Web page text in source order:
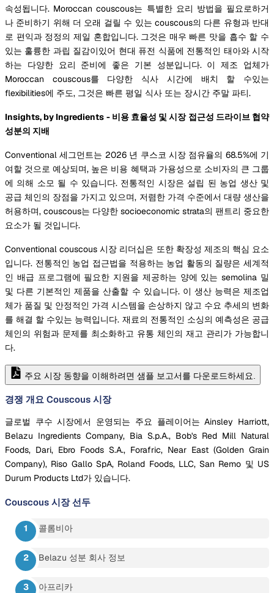
속성됩니다. Moroccan couscous는 특별한 요리 방법을 필요로하거
나 준비하기 위해 더 오래 걸릴 수 있는 couscous의 다른 유형과 반대
로 편익과 정정의 제일 혼합입니다. 그것은 매우 빠른 맛을 흡수 할 수
있는 훌륭한 과립 질감이있어 현대 퓨전 식품에 전통적인 태아와 시작
하는 다양한 요리 준비에 좋은 기본 성분입니다. 이 제조 업체가
Moroccan couscous를 다양한 식사 시간에 배치 할 수있는
flexibilities에 주도, 그것은 빠른 평일 식사 또는 장시간 주말 파티.
Insights, by Ingredients - 비용 효율성 및 시장 접근성 드라이브 협약
성분의 지배
Conventional 세그먼트는 2026 년 쿠스코 시장 점유율의 68.5%에 기
여할 것으로 예상되며, 높은 비용 혜택과 가용성으로 소비자의 큰 그룹
에 의해 소모 될 수 있습니다. 전통적인 시장은 설립 된 농업 생산 및
공급 체인의 장점을 가지고 있으며, 저렴한 가격 수준에서 대량 생산을
허용하며, couscous는 다양한 socioeconomic strata의 팬트리 중요한
요소가 될 것입니다.
Conventional couscous 시장 리더십은 또한 확장성 제조의 핵심 요소
입니다. 전통적인 농업 접근법을 적용하는 농업 활동의 질량은 세계적
인 배급 프로그램에 필요한 지원을 제공하는 양에 있는 semolina 밀
및 다른 기본적인 제품을 산출할 수 있습니다. 이 생산 능력은 제조업
체가 품질 및 안정적인 가격 시스템을 손상하지 않고 수요 추세의 변화
를 해결 할 수있는 능력입니다. 재료의 전통적인 소싱의 예측성은 공급
체인의 위험과 문제를 최소화하고 유통 체인의 재고 관리가 가능합니
다.
주요 시장 동향을 이해하려면 샘플 보고서를 다운로드하세요.
경쟁 개요 Couscous 시장
글로벌 쿠수 시장에서 운영되는 주요 플레이어는 Ainsley Harriott,
Belazu Ingredients Company, Bia S.p.A., Bob's Red Mill Natural
Foods, Dari, Ebro Foods S.A., Forafric, Near East (Golden Grain
Company), Riso Gallo SpA, Roland Foods, LLC, San Remo 및 US
Durum Products Ltd가 있습니다.
Couscous 시장 선두
콜롬비아
Belazu 성분 회사 정보
아프리카